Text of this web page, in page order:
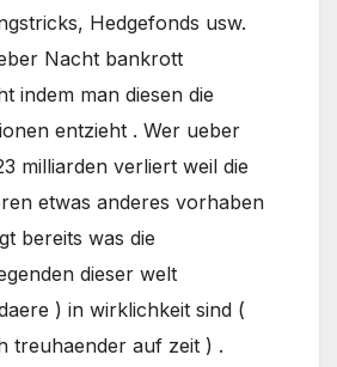
Hedgefonds usw.
Nacht bankrott
indem man diesen die
entzieht . Wer ueber
milliarden verliert weil die
etwas anderes vorhaben
bereits was die
dieser welt
) in wirklichkeit sind (
treuhaender auf zeit ) .